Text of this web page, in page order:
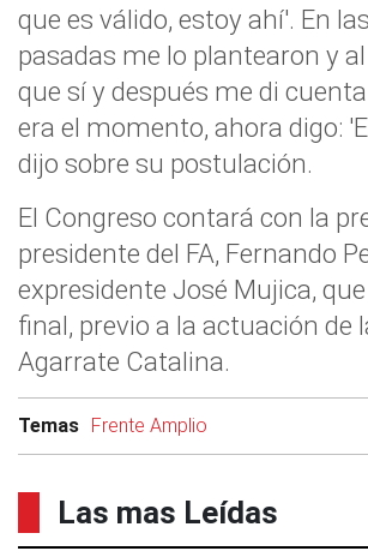
que es válido, estoy ahí'. En
pasadas me lo plantearon y
que sí y después me di
era el momento, ahora digo:
dijo sobre su postulación.
El Congreso contará con la
presidente del FA, Fernando
expresidente José Mujica,
final, previo a la actuación de
Agarrate Catalina.
Temas Frente Amplio
Las mas Leídas